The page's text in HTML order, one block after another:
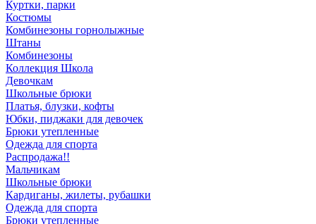
Куртки, парки
Костюмы
Комбинезоны горнолыжные
Штаны
Комбинезоны
Коллекция Школа
Девочкам
Школьные брюки
Платья, блузки, кофты
Юбки, пиджаки для девочек
Брюки утепленные
Одежда для спорта
Распродажа!!
Мальчикам
Школьные брюки
Кардиганы, жилеты, рубашки
Одежда для спорта
Брюки утепленные